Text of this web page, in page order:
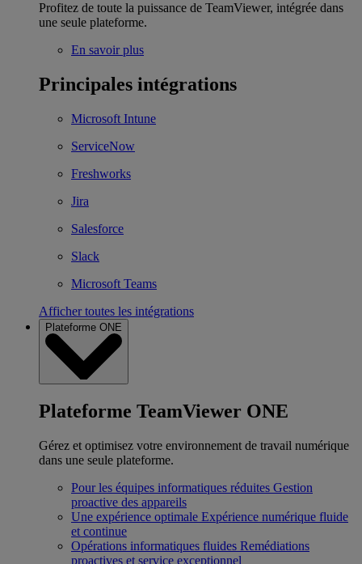
Profitez de toute la puissance de TeamViewer, intégrée dans
une seule plateforme.
En savoir plus
Principales intégrations
Microsoft Intune
ServiceNow
Freshworks
Jira
Salesforce
Slack
Microsoft Teams
Afficher toutes les intégrations
Plateforme ONE
Plateforme TeamViewer ONE
Gérez et optimisez votre environnement de travail numérique
dans une seule plateforme.
Pour les équipes informatiques réduites Gestion
proactive des appareils
Une expérience optimale Expérience numérique fluide
et continue
Opérations informatiques fluides Remédiations
proactives et service exceptionnel